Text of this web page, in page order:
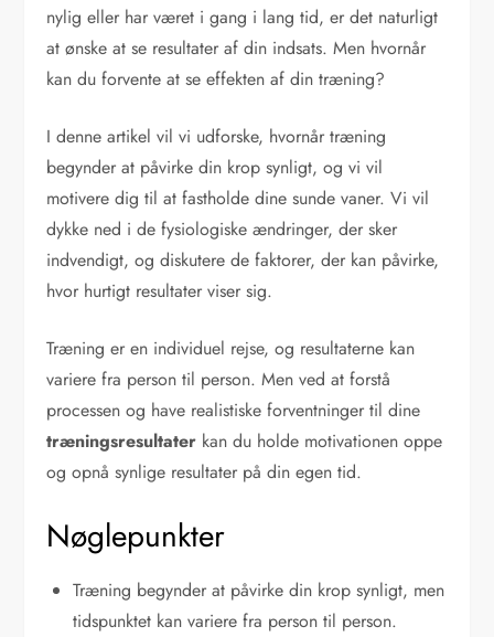
nylig eller har været i gang i lang tid, er det naturligt
at ønske at se resultater af din indsats. Men hvornår
kan du forvente at se effekten af din træning?
I denne artikel vil vi udforske, hvornår træning
begynder at påvirke din krop synligt, og vi vil
motivere dig til at fastholde dine sunde vaner. Vi vil
dykke ned i de fysiologiske ændringer, der sker
indvendigt, og diskutere de faktorer, der kan påvirke,
hvor hurtigt resultater viser sig.
Træning er en individuel rejse, og resultaterne kan
variere fra person til person. Men ved at forstå
processen og have realistiske forventninger til dine
træningsresultater kan du holde motivationen oppe
og opnå synlige resultater på din egen tid.
Nøglepunkter
Træning begynder at påvirke din krop synligt, men
tidspunktet kan variere fra person til person.